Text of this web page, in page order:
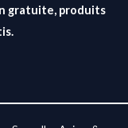
gratuite, produits